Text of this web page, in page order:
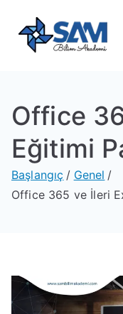
Office
Eğitimi
Başlangıç
Genel
Office 365 ve İleri